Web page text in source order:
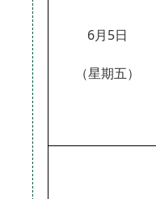
6月5日
（星期五）